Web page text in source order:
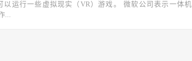
以运行一些虚拟现实（VR）游戏。 微软公司表示一体机
...